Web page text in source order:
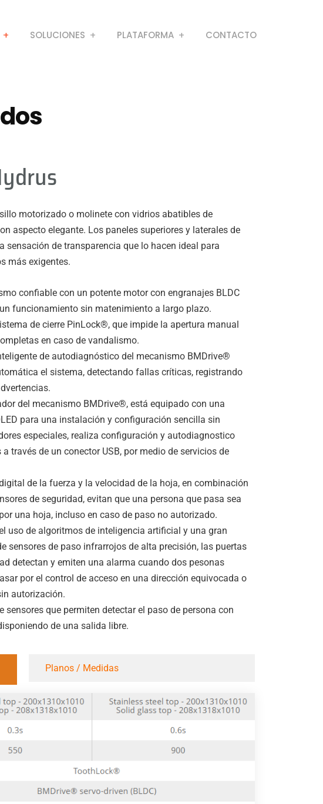
SOLUCIONES PLATAFORMA CONTACTO
motorizado o molinete con vidrios abatibles de
aspecto elegante. Los paneles superiores y laterales de
sensación de transparencia que lo hacen ideal para
más exigentes.
confiable con un potente motor con engranajes BLDC
funcionamiento sin matenimiento a largo plazo.
de cierre PinLock®, que impide la apertura manual
en caso de vandalismo.
de autodiagnóstico del mecanismo BMDrive®
el sistema, detectando fallas críticas, registrando
del mecanismo BMDrive®, está equipado con una
para una instalación y configuración sencilla sin
especiales, realiza configuración y autodiagnostico
través de un conector USB, por medio de servicios de
de la fuerza y la velocidad de la hoja, en combinación
de seguridad, evitan que una persona que pasa sea
una hoja, incluso en caso de paso no autorizado.
uso de algoritmos de inteligencia artificial y una gran
sensores de paso infrarrojos de alta precisión, las puertas
detectan y emiten una alarma cuando dos pesonas
por el control de acceso en una dirección equivocada o
autorización.
sensores que permiten detectar el paso de persona con
de una salida libre.
Planos / Medidas